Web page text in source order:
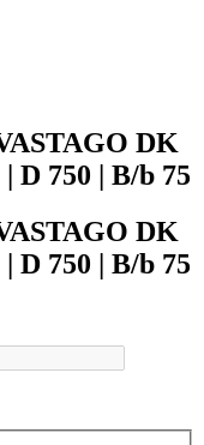
DK
D 750 | B/b 75
DK
D 750 | B/b 75